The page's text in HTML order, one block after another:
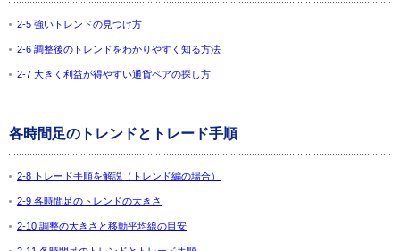
2-5 強いトレンドの見つけ方
2-6 調整後のトレンドをわかりやすく知る方法
2-7 大きく利益が得やすい通貨ペアの探し方
各時間足のトレンドとトレード手順
2-8 トレード手順を解説（トレンド編の場合）
2-9 各時間足のトレンドの大きさ
2-10 調整の大きさと移動平均線の目安